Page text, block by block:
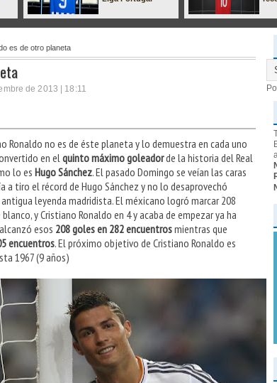
es de otro planeta
de 2013 | 18:11
Ronaldo no es de éste planeta y lo demuestra en cada uno
en elquinto máximo goleadorde la historia del Real
lo es Hugo Sánchez. El pasado Domingo se veían las caras
a tiro el récord de Hugo Sánchez y no lo desaprovechó
leyenda madridista. El méxicano logró marcar 208
y Cristiano Ronaldo en 4 y acaba de empezar ya ha
esos 208 goles en 282 encuentrosmientras que
encuentros. El próximo objetivo de Cristiano Ronaldo es
1967 (9 años)